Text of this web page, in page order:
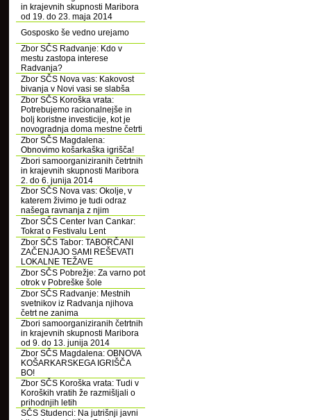
in krajevnih skupnosti Maribora
od 19. do 23. maja 2014
Gosposko še vedno urejamo
Zbor SČS Radvanje: Kdo v
mestu zastopa interese
Radvanja?
Zbor SČS Nova vas: Kakovost
bivanja v Novi vasi se slabša
Zbor SČS Koroška vrata:
Potrebujemo racionalnejše in
bolj koristne investicije, kot je
novogradnja doma mestne četrti
Zbor SČS Magdalena:
Obnovimo košarkaška igrišča!
Zbori samoorganiziranih četrtnih
in krajevnih skupnosti Maribora
2. do 6. junija 2014
Zbor SČS Nova vas: Okolje, v
katerem živimo je tudi odraz
našega ravnanja z njim
Zbor SČS Center Ivan Cankar:
Tokrat o Festivalu Lent
Zbor SČS Tabor: TABORČANI
ZAČENJAJO SAMI REŠEVATI
LOKALNE TEŽAVE
Zbor SČS Pobrežje: Za varno pot
otrok v Pobreške šole
Zbor SČS Radvanje: Mestnih
svetnikov iz Radvanja njihova
četrt ne zanima
Zbori samoorganiziranih četrtnih
in krajevnih skupnosti Maribora
od 9. do 13. junija 2014
Zbor SČS Magdalena: OBNOVA
KOŠARKARSKEGA IGRIŠČA
BO!
Zbor SČS Koroška vrata: Tudi v
Koroških vratih že razmišljali o
prihodnjih letih
SČS Studenci: Na jutrišnji javni